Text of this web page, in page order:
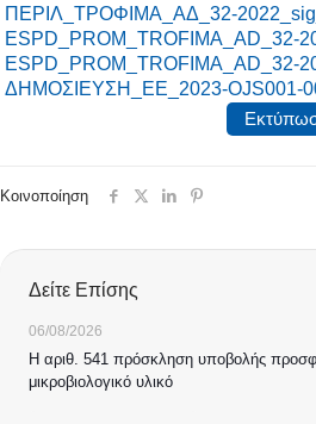
ΠΕΡΙΛ_ΤΡΟΦΙΜΑ_ΑΔ_32-
ESPD_PROM_TROFIMA_AD_32-
ESPD_PROM_TROFIMA_AD_32-
ΔΗΜΟΣΙΕΥΣΗ_ΕΕ_2023-OJS001-
Κοινοποίηση
Δείτε Επίσης
06/08/2026
Η αριθ. 541 πρόσκληση υποβολής
μικροβιολογικό υλικό